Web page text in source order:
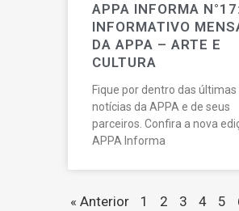
APPA INFORMA N°17:
INFORMATIVO
DA APPA – ARTE E
CULTURA
Fique por dentro das últimas
notícias da APPA e de seus
parceiros. Confira a nova
APPA Informa
« Anterior 1 2 3 4 5